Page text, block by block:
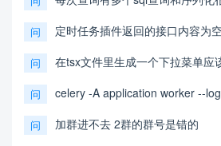
问 定时任务插件返回的接口内容为
问 在tsx文件里生成一个下拉菜单应
问 celery -A application worker --
问 加群进不去 2群的群号是错的